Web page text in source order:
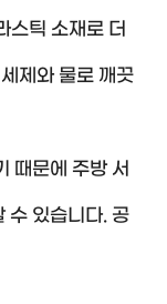
스틱 소재로 더
제와 물로 깨끗
때문에 주방 서
수 있습니다. 공